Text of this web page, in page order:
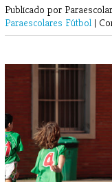
Publicado por
Paraescolares Fútbol |